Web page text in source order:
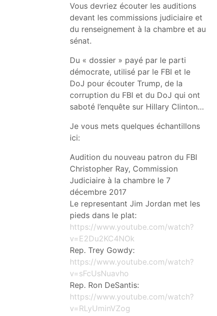
Vous devriez écouter les auditions
devant les commissions judiciaire et
du renseignement à la chambre et au
sénat.
Du « dossier » payé par le parti
démocrate, utilisé par le FBI et le
DoJ pour écouter Trump, de la
corruption du FBI et du DoJ qui ont
saboté l’enquête sur Hillary Clinton…
Je vous mets quelques échantillons
ici:
Audition du nouveau patron du FBI
Christopher Ray, Commission
Judiciaire à la chambre le 7
décembre 2017
Le representant Jim Jordan met les
pieds dans le plat:
https://www.youtube.com/watch?
v=E2Du2KC4NOk
Rep. Trey Gowdy:
https://www.youtube.com/watch?
v=sFcUsNuavho
Rep. Ron DeSantis:
https://www.youtube.com/watch?
v=RLyUminVZog